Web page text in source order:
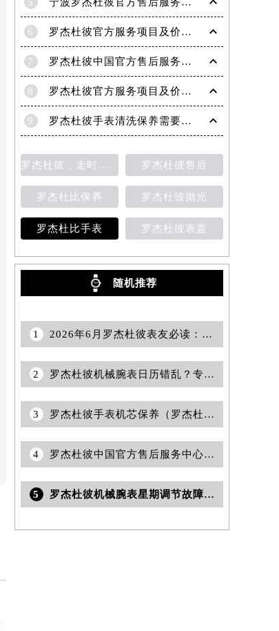
6 罗杰杜彼官方服务项目及价格查询｜维修地址与售后服务电话权威信息公告（2026年6月最新）
7 罗杰杜彼中国官方售后服务中心｜最新维修地址及官方客服电话权威信息公告（2026年7月最新）
8 罗杰杜彼官方服务项目及价格查询｜完整地址与售后热线权威信息声明（2026年7月最新）
9 罗杰杜彼手表清洗保养需要多久？
罗杰杜彼，走时检测 罗杰杜彼售后
罗杰杜比保养 罗杰杜彼抛光
罗杰杜比手表 罗杰杜彼表盖
随机推荐
1 2026年6月罗杰杜彼表友必读：官方保养维修中心搬迁新开
2 罗杰杜彼机械腕表日历错乱？专属解决秘籍，精准调校你的奢华时光
3 罗杰杜彼手表机芯保养（罗杰杜彼手表全面保养）
4 罗杰杜彼中国官方售后服务中心｜全新网点地址与官方售后热线权威信息通告（2026年7月最新）
5 罗杰杜彼机械腕表星期调节故障？专业指南助你轻松修复